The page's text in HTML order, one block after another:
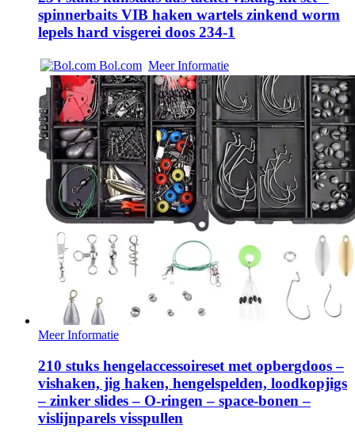
spinnerbaits VIB haken wartels zinkend worm
lepels hard visgerei doos 234-1
Bol.com Meer Informatie
Meer Informatie
210 stuks hengelaccessoireset met opbergdoos –
vishaken, jig haken, hengelspelden, loodkopjigs
– zinker slides – O-ringen – space-bonen –
vislijnparels visspullen